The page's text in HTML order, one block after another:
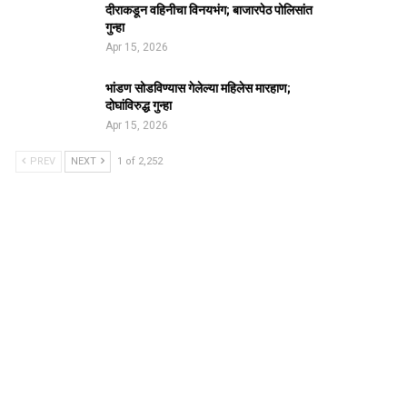
दीराकडून वहिनीचा विनयभंग; बाजारपेठ पोलिसांत
गुन्हा
Apr 15, 2026
भांडण सोडविण्यास गेलेल्या महिलेस मारहाण;
दोघांविरुद्ध गुन्हा
Apr 15, 2026
PREV NEXT 1 of 2,252